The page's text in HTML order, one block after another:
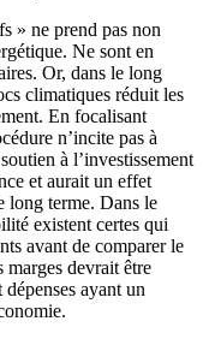
» ne prend pas non
Ne sont en
Or, dans le long
climatiques réduit les
En focalisant
n’incite pas à
à l’investissement
et aurait un effet
long terme. Dans le
existent certes qui
avant de comparer le
devrait être
ayant un